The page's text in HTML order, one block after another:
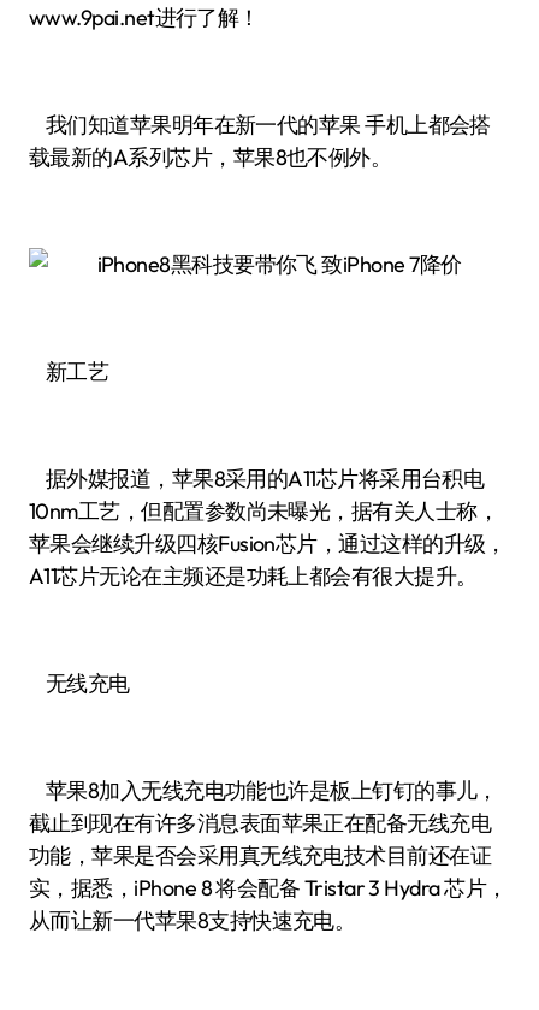
www.9pai.net进行了解！
我们知道苹果明年在新一代的苹果 手机上都会搭
载最新的A系列芯片，苹果8也不例外。
新工艺
据外媒报道，苹果8采用的A11芯片将采用台积电
10nm工艺，但配置参数尚未曝光，据有关人士称，
苹果会继续升级四核Fusion芯片，通过这样的升级，
A11芯片无论在主频还是功耗上都会有很大提升。
无线充电
苹果8加入无线充电功能也许是板上钉钉的事儿，
截止到现在有许多消息表面苹果正在配备无线充电
功能，苹果是否会采用真无线充电技术目前还在证
实，据悉，iPhone 8 将会配备 Tristar 3 Hydra 芯片，
从而让新一代苹果8支持快速充电。